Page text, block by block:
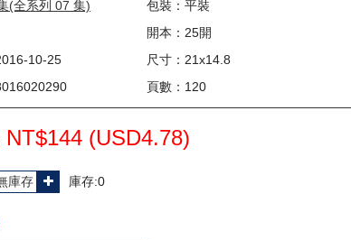
(全系列 07 集)
包裝：平裝
開本：25開
10-25
尺寸：21x14.8
頁數：120
NT$144 (USD4.78)
庫存:0